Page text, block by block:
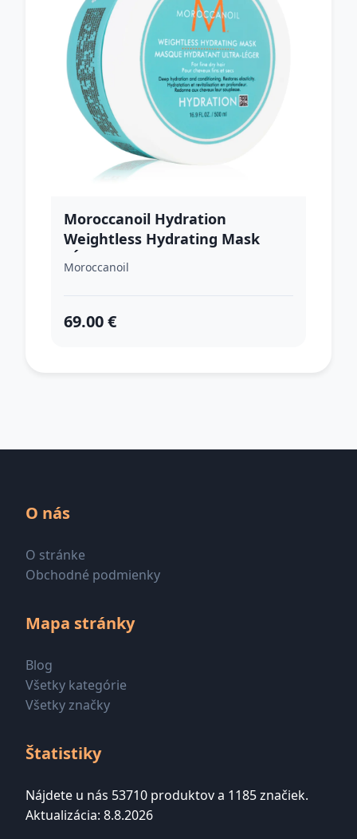
Moroccanoil Hydration
Weightless Hydrating Mask
hĺbkovo hydratačná maska pre
Moroccanoil
69.00 €
O nás
O stránke
Obchodné podmienky
Mapa stránky
Blog
Všetky kategórie
Všetky značky
Štatistiky
Nájdete u nás 53710 produktov a 1185 značiek.
Aktualizácia: 8.8.2026